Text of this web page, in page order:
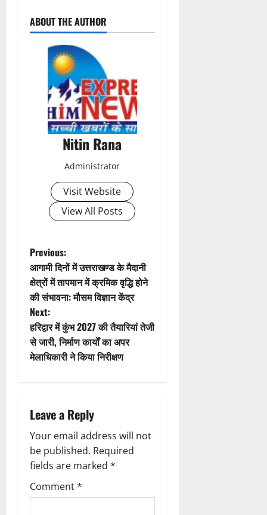
o
t
i
o
n
ABOUT THE AUTHOR
Nitin Rana
Administrator
Visit Website
View All Posts
P
o
s
t
n
v
i
g
a
t
Previous:
आगामी दिनों में उत्तराखण्ड के मैदानी
क्षेत्रों में तापमान में क्रमिक वृद्धि होने
की संभावना: मौसम विज्ञान केंद्र
Next:
हरिद्वार में कुंभ 2027 की तैयारियां तेजी
से जारी, निर्माण कार्यों का अपर
मेलाधिकारी ने किया निरीक्षण
Leave a Reply
Your email address will not
be published. Required
fields are marked *
Comment*